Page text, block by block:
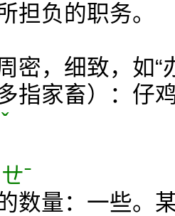
负的职务。
密，细致，如“
指家畜）：仔
ˉ
数量：一些。